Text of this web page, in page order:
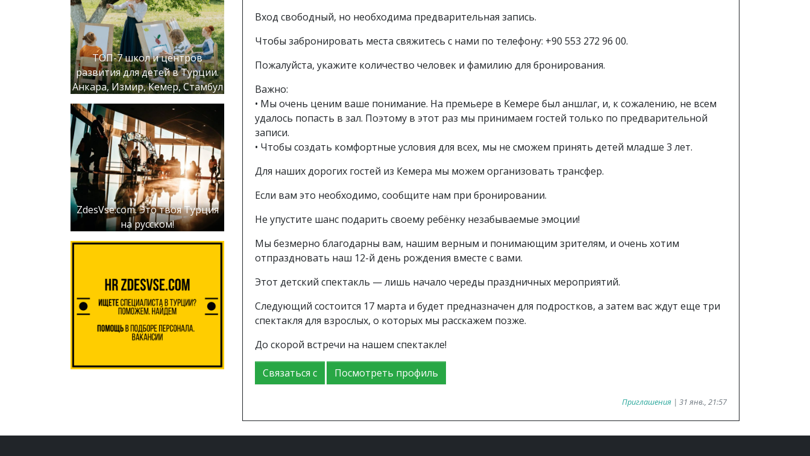
ТОП-7 школ и центров
развития для детей в Турции.
Анкара, Измир, Кемер, Стамбул
ZdesVse.com. Это твоя Турция
на русском!
Вход свободный, но необходима предварительная запись.
Чтобы забронировать места свяжитесь с нами по телефону: +90 553 272 96 00.
Пожалуйста, укажите количество человек и фамилию для бронирования.
Важно:
• Мы очень ценим ваше понимание. На премьере в Кемере был аншлаг, и, к сожалению, не всем
удалось попасть в зал. Поэтому в этот раз мы принимаем гостей только по предварительной
записи.
• Чтобы создать комфортные условия для всех, мы не сможем принять детей младше 3 лет.
Для наших дорогих гостей из Кемера мы можем организовать трансфер.
Если вам это необходимо, сообщите нам при бронировании.
Не упустите шанс подарить своему ребёнку незабываемые эмоции!
Мы безмерно благодарны вам, нашим верным и понимающим зрителям, и очень хотим
отпраздновать наш 12-й день рождения вместе с вами.
Этот детский спектакль — лишь начало череды праздничных мероприятий.
Следующий состоится 17 марта и будет предназначен для подростков, а затем вас ждут еще три
спектакля для взрослых, о которых мы расскажем позже.
До скорой встречи на нашем спектакле!
Связаться с Посмотреть профиль
Приглашения | 31 янв., 21:57